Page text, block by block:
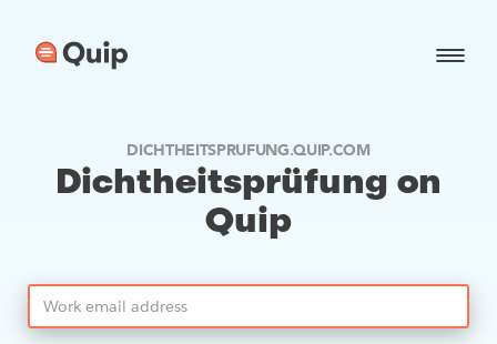
DICHTHEITSPRUFUNG.QUIP.COM
Dichtheitsprüfung on
Quip